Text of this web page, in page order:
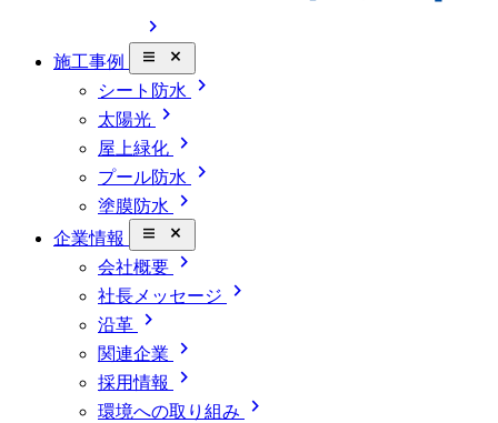
chevron_right
施工事例 close_small
シート防水 chevron_right
太陽光 chevron_right
屋上緑化 chevron_right
プール防水 chevron_right
塗膜防水 chevron_right
企業情報 close_small
会社概要 chevron_right
社長メッセージ chevron_right
沿革 chevron_right
関連企業 chevron_right
採用情報 chevron_right
環境への取り組み chevron_right